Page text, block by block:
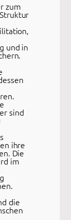
zum
und in
sind
ihre
Die
im
die